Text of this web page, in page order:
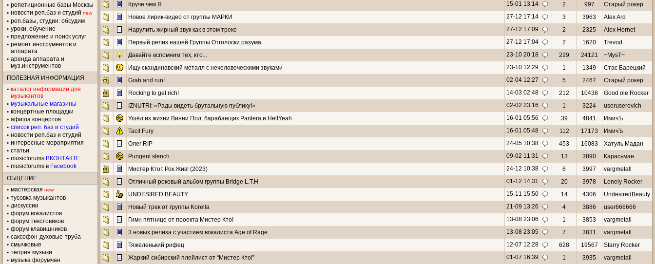
репетиционные базы Москвы
новости реп.баз и студий new
реп.базы, студии: обсудим
уроки, обучение
предложение и поиск услуг
ремонт инструментов и
аппарата
аренда аппарата и
муз.инструментов
ПОЛЕЗНАЯ ИНФОРМАЦИЯ
каталог информации для
музыкантов
музыкальные магазины
концертные площадки
aфиша концертов
список реп. баз и студий
новости реп.баз и студий
интересные мероприятия
статьи
musicforums ВКОНТАКТЕ
musicforums в Facebook
ОБЩЕНИЕ
мастерская new
тусовка музыкантов
дискуссии
форум вокалистов
форум текстовиков
форум клавишников
саксофон-духовые-труба
смычковые
теория музыки
музыка форумчан
Круче чем Я
15-01 13:14 2 997
Старый рокер
Новое лирик-видео от группы МАРКИ
27-12 17:14 3 3963
Alex Ard
Нарулить жирный звук как в этом треке
27-12 17:09 2 2325
Alex Hornet
Первый релиз нашей Группы Отголоски разума
27-12 17:04 2 1620
Trevod
Давайте вспомним тех, кто...
23-10 20:18 229 24121
~MysT~
Ищу скандинавский металл с нечеловеческими звуками
23-10 12:29 1 1349
Стас Барецкий
Grab and run!
02-04 12:27 5 2467
Старый рокер
Rocking to get rich!
14-03 02:48 212 10438
Good ole Rocker
IZNUTRI: «Рады видеть брутальную публику!»
02-02 23:16 1 3224
useruserovich
Ушёл из жизни Винни Пол, барабанщик Pantera и HellYeah
16-01 05:56 39 4841
ИмичЪ
Tacit Fury
16-01 05:48 112 17173
ИмичЪ
Олег RIP
24-05 10:38 453 16083
Хатуль Мадан
Pungent stench
09-02 11:31 13 3890
Карасьман
Мистер Кто!: Рок Жив! (2023)
24-12 10:38 6 3997
vargmetall
Отличный роковый альбом группы Bridge L.T.H
01-12 14:31 20 3978
Lonely Rocker
UNDESIRED BEAUTY
15-11 15:50 14 4306
UndesiredBeauty
Новый трек от группы Korella
21-09 13:26 4 3886
user666666
Гимн пятнице от проекта Мистер Кто!
13-08 23:06 1 3853
vargmetall
3 новых релиза с участием вокалиста Age of Rage
13-08 23:05 7 3831
vargmetall
Тяжеленький рифец
12-07 12:28 628 19567
Starry Rocker
Жаркий сибирский плейлист от “Мистер Кто!”
01-07 16:39 1 3935
vargmetall